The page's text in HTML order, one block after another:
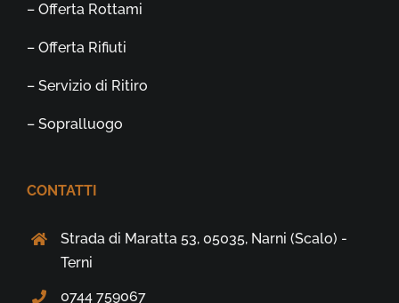
– Offerta Rottami
– Offerta Rifiuti
– Servizio di Ritiro
– Sopralluogo
CONTATTI
Strada di Maratta 53, 05035, Narni (Scalo) -
Terni
0744 759067